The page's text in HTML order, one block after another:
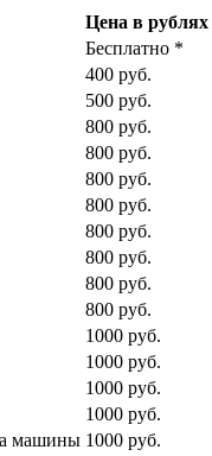
Цена в рублях
Бесплатно *
400 руб.
500 руб.
800 руб.
800 руб.
800 руб.
800 руб.
800 руб.
800 руб.
800 руб.
800 руб.
1000 руб.
1000 руб.
1000 руб.
1000 руб.
машины 1000 руб.